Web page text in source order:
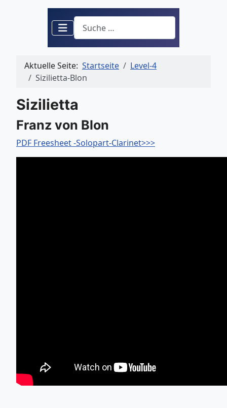
Suchen
Aktuelle Seite: Startseite
Level-4
Sizilietta-Blon
Sizilietta
Franz von Blon
PDF Freesheet -Solopart-Clarinet>>>